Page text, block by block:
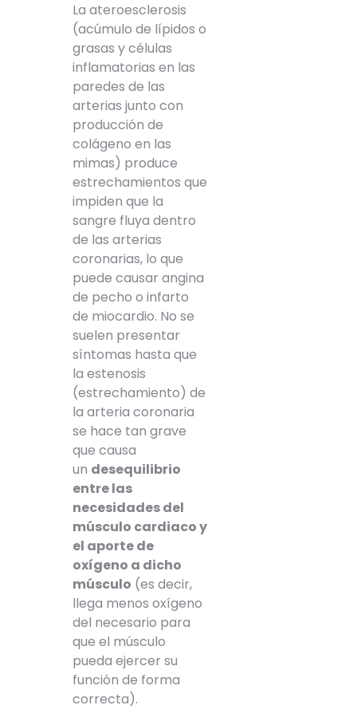
La ateroesclerosis
(acúmulo de lípidos o
grasas y células
inflamatorias en las
paredes de las
arterias junto con
producción de
colágeno en las
mimas) produce
estrechamientos que
impiden que la
sangre fluya dentro
de las arterias
coronarias, lo que
puede causar angina
de pecho o infarto
de miocardio. No se
suelen presentar
síntomas hasta que
la estenosis
(estrechamiento) de
la arteria coronaria
se hace tan grave
que causa
un desequilibrio
entre las
necesidades del
músculo cardiaco y
el aporte de
oxígeno a dicho
músculo (es decir,
llega menos oxígeno
del necesario para
que el músculo
pueda ejercer su
función de forma
correcta).